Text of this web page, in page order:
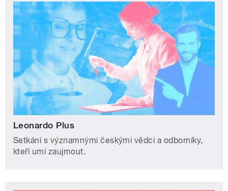
Leonardo Plus
Setkání s významnými českými vědci a odborníky,
kteří umí zaujmout.